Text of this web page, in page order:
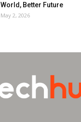
World, Better Future
May 2, 2026